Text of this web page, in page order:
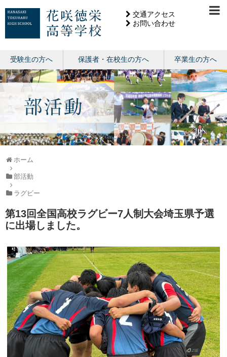
交通アクセス
お問い合わせ
受験生の方へ 保護者・在校生の方へ 卒業生の方へ
ホーム
部活動
ラグビー
第13回全国高校ラグビー7人制大会埼玉県予選
に出場しました。